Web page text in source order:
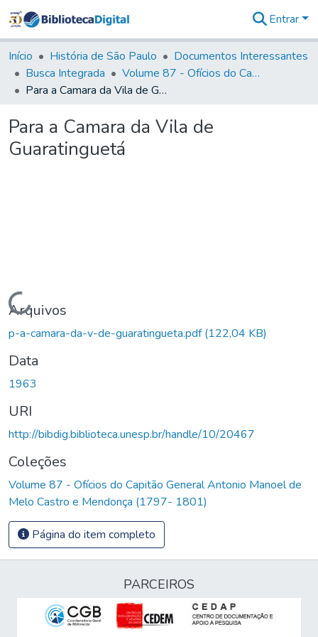
&
Coleções
Tudo na
Biblioteca
Estatísticas
Entrar
Início História de São Paulo
Documentos Interessantes
Busca Integrada
Volume 87 - Ofícios do Capitão General Antonio Manoel de Melo Castro e Mendonça (1797- 1801)
Para a Camara da Vila de Guaratinguetá
Para a Camara da Vila de
Guaratinguetá
Carregando...
Arquivos
p-a-camara-da-v-de-guaratingueta.pdf(122,04 KB)
Data
1963
URI
http://bibdig.biblioteca.unesp.br/handle/10/20467
Coleções
Volume 87 - Ofícios do Capitão General Antonio Manoel de
Melo Castro e Mendonça (1797- 1801)
Página do item completo
PARCEIROS